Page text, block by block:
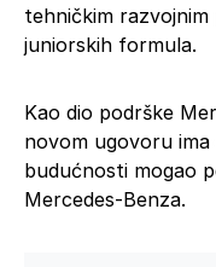
tehničkim razvojnim
juniorskih formula.
Kao dio podrške
novom ugovoru
budućnosti mogao
Mercedes-Benza.